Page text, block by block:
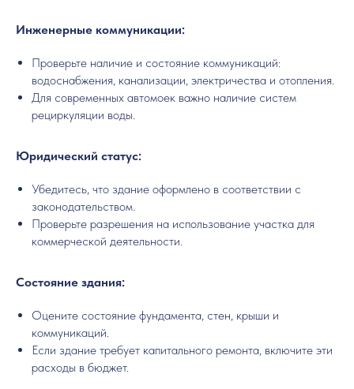
Инженерные коммуникации:
Проверьте наличие и состояние коммуникаций:
водоснабжения, канализации, электричества и отопления.
Для современных автомоек важно наличие систем
рециркуляции воды.
Юридический статус:
Убедитесь, что здание оформлено в соответствии с
законодательством.
Проверьте разрешения на использование участка для
коммерческой деятельности.
Состояние здания:
Оцените состояние фундамента, стен, крыши и
коммуникаций.
Если здание требует капитального ремонта, включите эти
расходы в бюджет.